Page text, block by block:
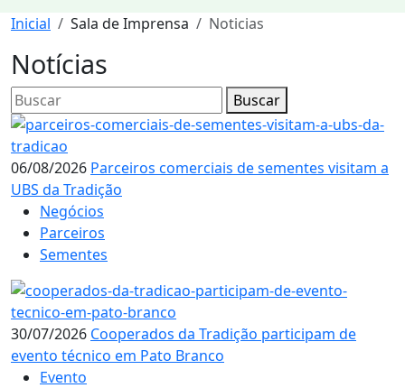
Inicial Sala de Imprensa Noticias
Notícias
Buscar
06/08/2026 Parceiros comerciais de sementes visitam a
UBS da Tradição
Negócios
Parceiros
Sementes
30/07/2026 Cooperados da Tradição participam de
evento técnico em Pato Branco
Evento